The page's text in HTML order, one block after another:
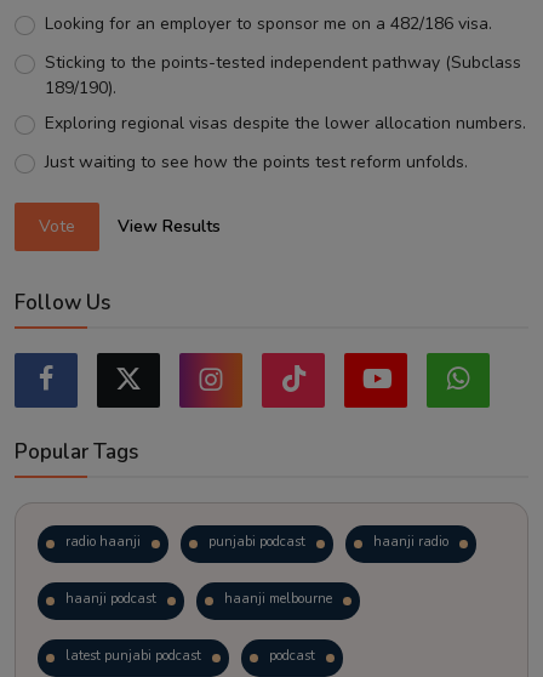
Looking for an employer to sponsor me on a 482/186 visa.
Sticking to the points-tested independent pathway (Subclass
189/190).
Exploring regional visas despite the lower allocation numbers.
Just waiting to see how the points test reform unfolds.
Vote View Results
Follow Us
Popular Tags
radio haanji punjabi podcast haanji radio
haanji podcast haanji melbourne
latest punjabi podcast podcast